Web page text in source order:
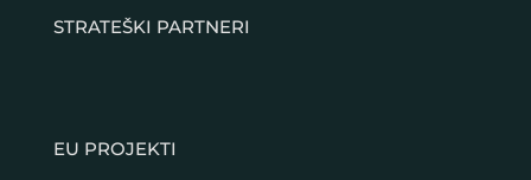
STRATEŠKI PARTNERI
EU PROJEKTI